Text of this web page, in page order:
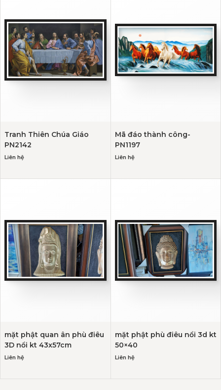
Tranh Thiên Chúa Giáo
PN2142
Liên hệ
Mã đáo thành công-
PN1197
Liên hệ
mặt phật quan ân phù điêu
3D nổi kt 43x57cm
Liên hệ
mặt phật phù điêu nổi 3d kt
50×40
Liên hệ